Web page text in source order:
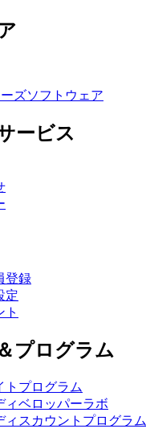
ズソフトウェア
ービス
登録
定
ト
プログラム
トプログラム
ィベロッパーラボ
ィスカウントプログラム